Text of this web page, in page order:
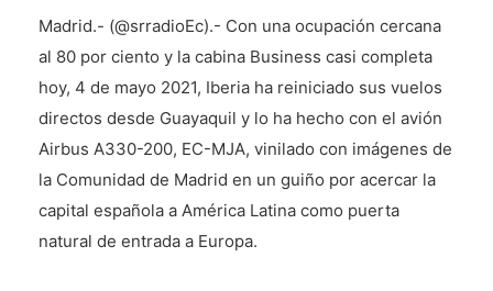
Madrid.- (@srradioEc).- Con una ocupación cercana
al 80 por ciento y la cabina Business casi completa
hoy, 4 de mayo 2021, Iberia ha reiniciado sus vuelos
directos desde Guayaquil y lo ha hecho con el avión
Airbus A330-200, EC-MJA, vinilado con imágenes de
la Comunidad de Madrid en un guiño por acercar la
capital española a América Latina como puerta
natural de entrada a Europa.